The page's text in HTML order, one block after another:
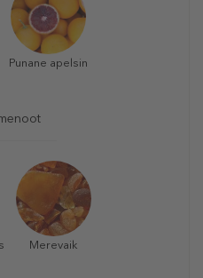
Punane apelsin
Merevaik